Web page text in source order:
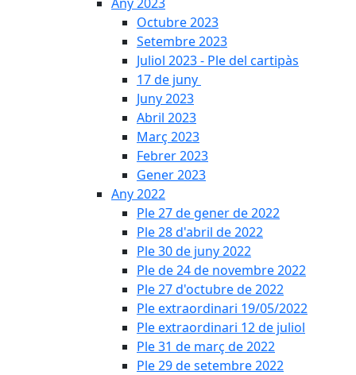
Octubre 2023
Setembre 2023
Juliol 2023 - Ple del cartipàs
17 de juny
Juny 2023
Abril 2023
Març 2023
Febrer 2023
Gener 2023
Any 2022
Ple 27 de gener de 2022
Ple 28 d'abril de 2022
Ple 30 de juny 2022
Ple de 24 de novembre 2022
Ple 27 d'octubre de 2022
Ple extraordinari 19/05/2022
Ple extraordinari 12 de juliol
Ple 31 de març de 2022
Ple 29 de setembre 2022